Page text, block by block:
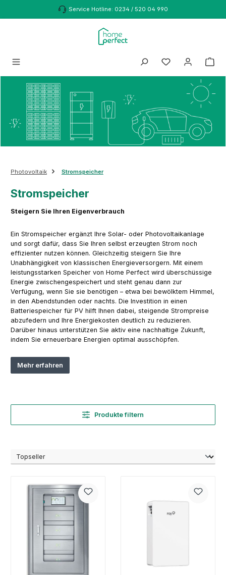
Zum Hauptinhalt springenService Hotline: 0234 / 520 04 990
Photovoltaik Stromspeicher
Stromspeicher
Steigern Sie Ihren Eigenverbrauch
Ein Stromspeicher ergänzt Ihre Solar- oder Photovoltaikanlage
und sorgt dafür, dass Sie Ihren selbst erzeugten Strom noch
effizienter nutzen können. Gleichzeitig steigern Sie Ihre
Unabhängigkeit von klassischen Energieversorgern. Mit einem
leistungsstarken Speicher von Home Perfect wird überschüssige
Energie zwischengespeichert und steht genau dann zur
Verfügung, wenn Sie sie benötigen – etwa bei bewölktem Himmel,
in den Abendstunden oder nachts. Die Investition in einen
Batteriespeicher für PV hilft Ihnen dabei, steigende Strompreise
abzufedern und Ihre Energiekosten deutlich zu reduzieren.
Darüber hinaus unterstützen Sie aktiv eine nachhaltige Zukunft,
indem Sie erneuerbare Energien optimal ausschöpfen.
Mehr erfahren
Produkte filtern